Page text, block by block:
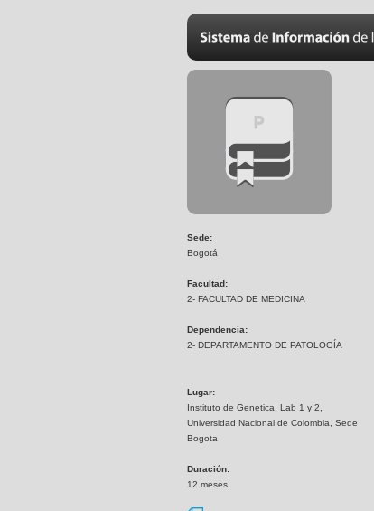
Sede:
Bogotá
Facultad:
2- FACULTAD DE MEDICINA
Dependencia:
2- DEPARTAMENTO DE PATOLOGÍA
Lugar:
Instituto de Genetica, Lab 1 y 2,
Universidad Nacional de Colombia, Sede
Bogota
Duración:
12 meses